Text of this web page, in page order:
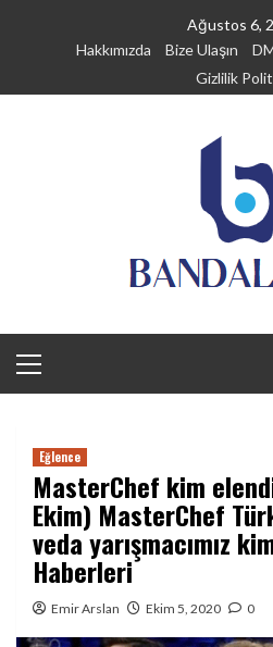
Ağustos 6,
Hakkımızda
Bize Ulaşın
Gizlilik
Menu
Eğlence
MasterChef kim
Ekim) MasterChef
veda yarışmacımız
Haberleri
Emir Arslan Ekim 5, 2020 0